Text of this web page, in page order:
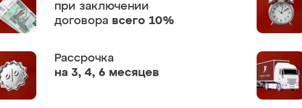
при заключении
договора всего 10%
Рассрочка
на 3, 4, 6 месяцев